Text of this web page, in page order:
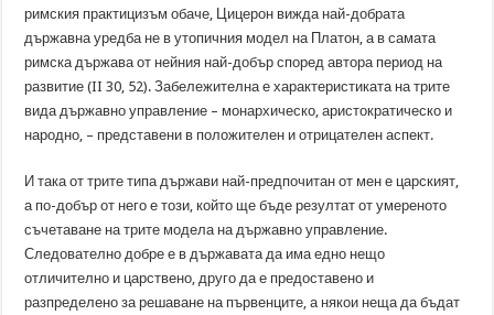
римския практицизъм обаче, Цицерон вижда най-добрата
държавна уредба не в утопичния модел на Платон, а в самата
римска държава от нейния най-добър според автора период на
развитие (II 30, 52). Забележителна е характеристиката на трите
вида държавно управление – монархическо, аристократическо и
народно, – представени в положителен и отрицателен аспект.
И така от трите типа държави най-предпочитан от мен е царският,
а по-добър от него е този, който ще бъде резултат от умереното
съчетаване на трите модела на държавно управление.
Следователно добре е в държавата да има едно нещо
отличително и царствено, друго да е предоставено и
разпределено за решаване на първенците, а някои неща да бъдат